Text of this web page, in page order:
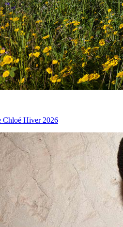
Chloé Hiver 2026